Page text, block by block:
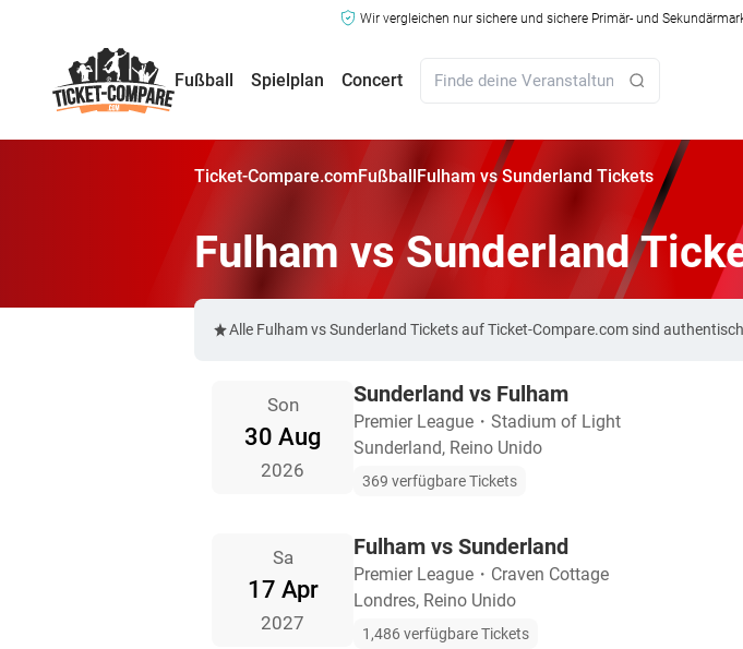
Wir vergleichen nur sichere und sichere Primär- und
Fußball Spielplan Concert
Ticket-Compare.comFußballFulham vs Sunderland Tickets
Fulham vs Sunderland
Alle Fulham vs Sunderland Tickets auf Ticket-Compare.com sind
Son
30 Aug
2026
Sunderland vs Fulham
Premier League ・ Stadium of Light
Sunderland, Reino Unido
369 verfügbare Tickets
Sa
17 Apr
2027
Fulham vs Sunderland
Premier League ・ Craven Cottage
Londres, Reino Unido
1,486 verfügbare Tickets